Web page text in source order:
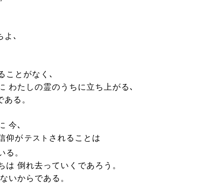
よ､
ことがなく､
わたしの霊のうちに立ち上がる､
る。
今､
仰が テスト されることは
る。
は 倒れ去っていくであろう。
いからである。